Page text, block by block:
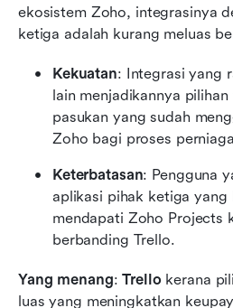
ekosistem Zoho, integrasinya
ketiga adalah kurang meluas
Kekuatan: Integrasi yang
lain menjadikannya
pasukan yang sudah
Zoho bagi proses
Keterbatasan: Pengguna
aplikasi pihak ketiga yang
mendapati Zoho Projects
berbanding Trello.
Yang menang: Trello kerana
luas yang meningkatkan